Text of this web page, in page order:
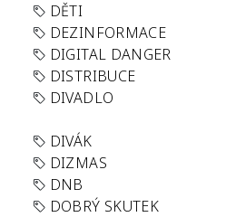
DĚTI
DEZINFORMACE
DIGITAL DANGER
DISTRIBUCE
DIVADLO
DIVÁK
DIZMAS
DNB
DOBRÝ SKUTEK